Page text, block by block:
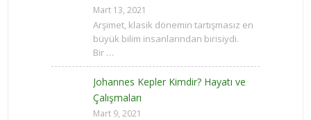
Mart 13, 2021
Arşimet, klasik dönemin tartışmasız en
büyük bilim insanlarından birisiydi.
Bir …
Johannes Kepler Kimdir? Hayatı ve
Çalışmaları
Mart 9, 2021